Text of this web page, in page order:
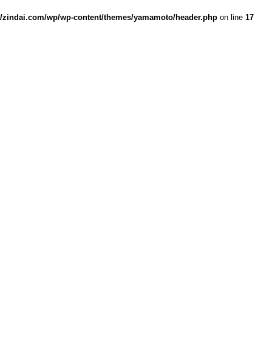
wp/wp-content/themes/yamamoto/header.phpon line 17